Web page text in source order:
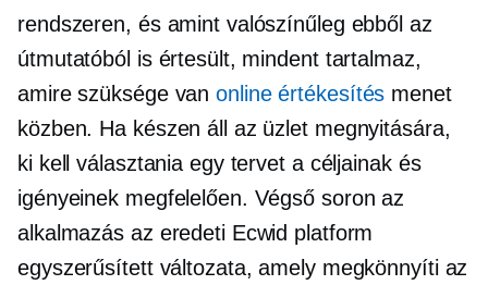
rendszeren, és amint valószínűleg ebből az
útmutatóból is értesült, mindent tartalmaz,
amire szüksége vanonline értékesítés menet
közben. Ha készen áll az üzlet megnyitására,
ki kell választania egy tervet a céljainak és
igényeinek megfelelően. Végső soron az
alkalmazás az eredeti Ecwid platform
egyszerűsített változata, amely megkönnyíti az